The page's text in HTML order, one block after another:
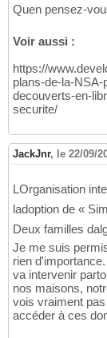
Quen pensez-
Voir aussi :
https://
plans-de-la-
decouverts-en-
securite/
JackJnr, le 22/09/
LOrganisation
ladoption de «
Deux familles
Je me suis
rien
va intervenir
nos maisons,
vois vraiment
accéder à ces